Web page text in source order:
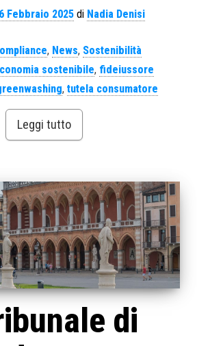
6 Febbraio 2025di Nadia Denisi
, News, Sostenibilità
sostenibile, fideiussore
, tutela consumatore
Leggi tutto
di